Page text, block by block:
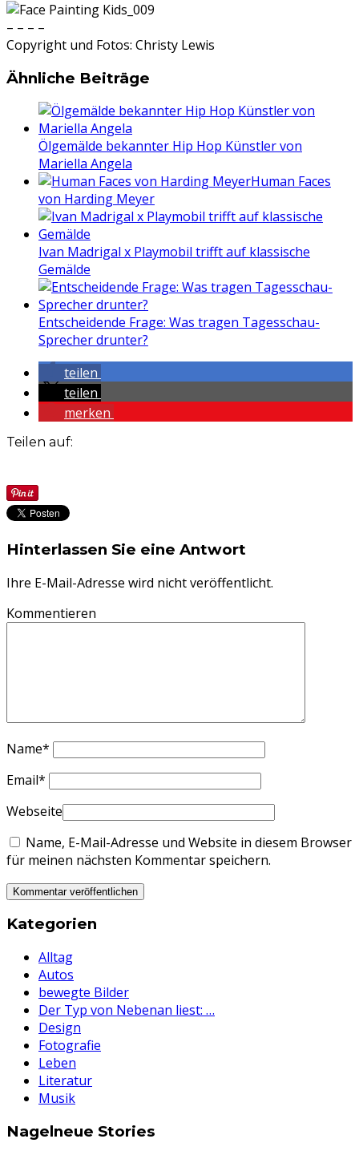
– – – –
Copyright und Fotos: Christy Lewis
Ähnliche Beiträge
Ölgemälde bekannter Hip Hop Künstler von
Mariella Angela
Human Faces
von Harding Meyer
Ivan Madrigal x Playmobil trifft auf klassische
Gemälde
Entscheidende Frage: Was tragen Tagesschau-
Sprecher drunter?
teilen
teilen
merken
Teilen auf:
Hinterlassen Sie eine Antwort
Ihre E-Mail-Adresse wird nicht veröffentlicht.
Kommentieren
Name*
Email*
Webseite
Name, E-Mail-Adresse und Website in diesem Browser
für meinen nächsten Kommentar speichern.
Kategorien
Alltag
Autos
bewegte Bilder
Der Typ von Nebenan liest: …
Design
Fotografie
Leben
Literatur
Musik
Nagelneue Stories